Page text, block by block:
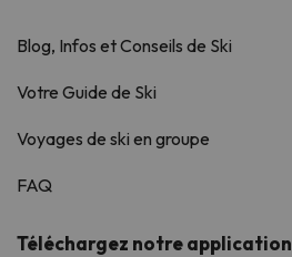
Blog, Infos et Conseils de Ski
Votre Guide de Ski
Voyages de ski en groupe
FAQ
Téléchargez notre application